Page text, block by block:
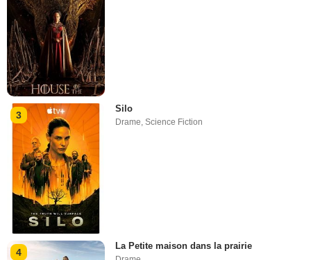
3
Silo
Drame,Science Fiction
4
La Petite maison dans la prairie